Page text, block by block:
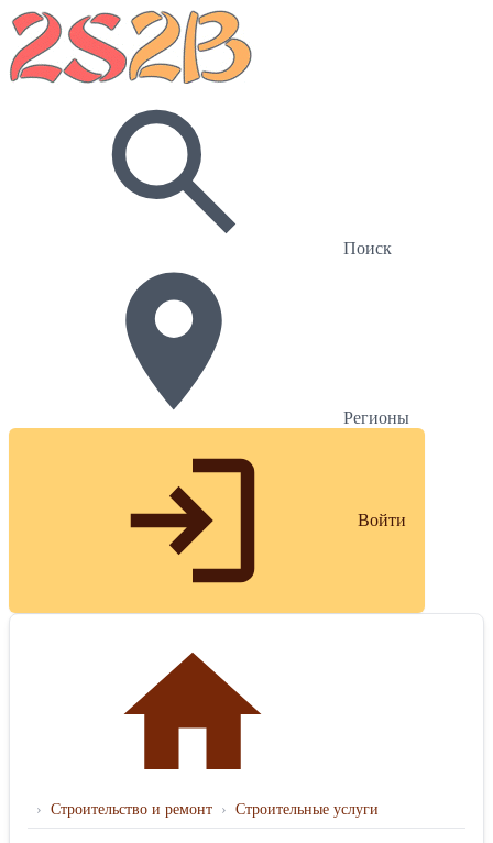
Поиск
Регионы
Войти
› Строительство и ремонт › Строительные услуги